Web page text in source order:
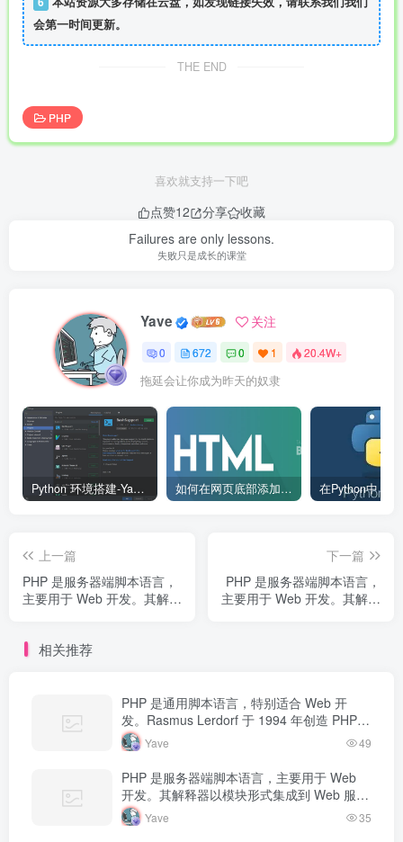
会第一时间更新。
THE END
PHP
喜欢就支持一下吧
点赞12 分享
收藏
Failures are only lessons.
失败只是成长的课堂
Yave 关注
0 672 0 1 20.4W+
拖延会让你成为昨天的奴隶
Python 环境搭建-Yave520-专业开发者社区 如何在网页底部添加版权信息？
上一篇
PHP 是服务器端脚本语言，
主要用于 Web 开发。其解释
PHP 代码，生成动态内容返
下一篇
PHP 是服务器端脚本语言，
主要用于 Web 开发。其解释
相关推荐
PHP 是通用脚本语言，特别适合 Web 开
发。Rasmus Lerdorf 于 1994 年创造 PHP，
最初用于追踪个人简历访问量。如今 PHP 驱
动…
Yave 49
PHP 是服务器端脚本语言，主要用于 Web
开发。其解释器以模块形式集成到 Web 服务
器中，当收到请求时执行 PHP 代码，生成动
态内容返回给客户端。
Yave 35